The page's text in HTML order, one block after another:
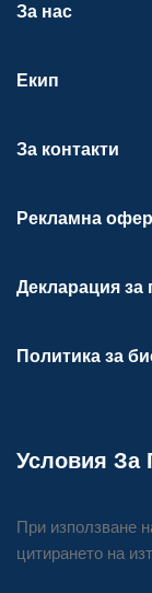
За нас
Екип
За контакти
Рекламна
Декларация за
Политика за
Условия За
При използване
цитирането на